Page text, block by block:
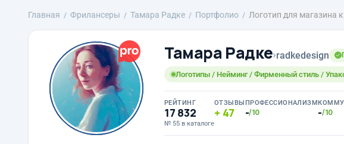
Главная Фрилансеры Тамара Радке Портфолио Логотип для магазина
Тамара Радке›radkedesign
Логотипы / Нейминг / Фирменный стиль /
РЕЙТИНГ
17 832
№ 55 в каталоге
ОТЗЫВЫ
47
ПРОФЕССИОНАЛИЗМ
-/10 -/10